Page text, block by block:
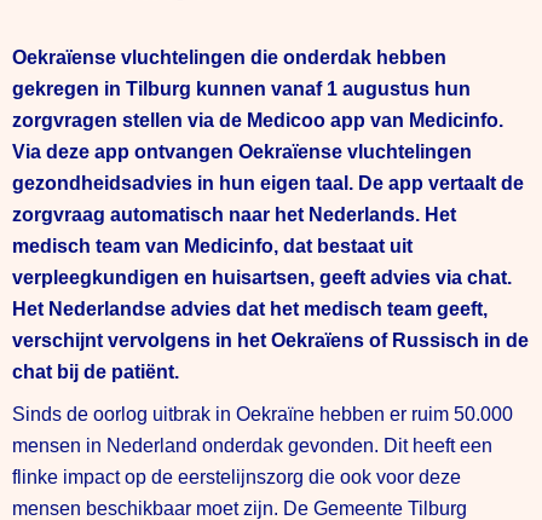
Oekraïense vluchtelingen die onderdak hebben
gekregen in Tilburg kunnen vanaf 1 augustus hun
zorgvragen stellen via de Medicoo app van Medicinfo.
Via deze app ontvangen Oekraïense vluchtelingen
gezondheidsadvies in hun eigen taal. De app vertaalt de
zorgvraag automatisch naar het Nederlands. Het
medisch team van Medicinfo, dat bestaat uit
verpleegkundigen en huisartsen, geeft advies via chat.
Het Nederlandse advies dat het medisch team geeft,
verschijnt vervolgens in het Oekraïens of Russisch in de
chat bij de patiënt.
Sinds de oorlog uitbrak in Oekraïne hebben er ruim 50.000
mensen in Nederland onderdak gevonden. Dit heeft een
flinke impact op de eerstelijnszorg die ook voor deze
mensen beschikbaar moet zijn. De Gemeente Tilburg